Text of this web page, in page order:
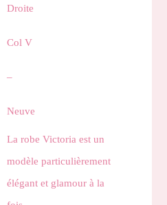
Droite
Col V
–
Neuve
La robe Victoria est un
modèle particulièrement
élégant et glamour à la